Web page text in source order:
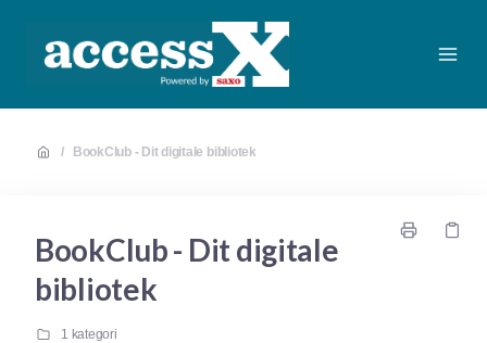
/ BookClub - Dit digitale bibliotek
BookClub - Dit digitale
bibliotek
1 kategori